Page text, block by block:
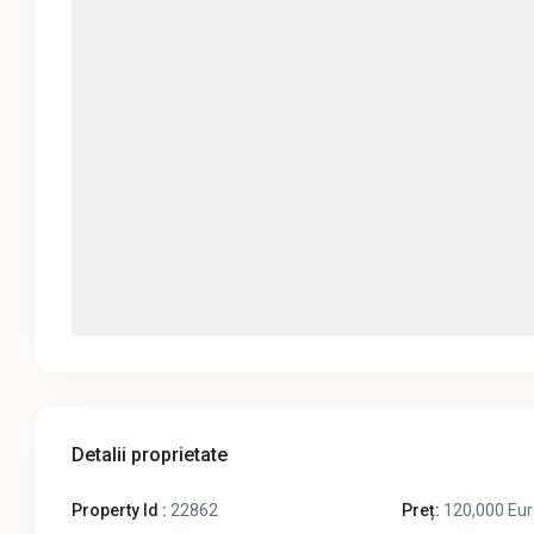
Detalii proprietate
Property Id : 22862 Preț: 120,000